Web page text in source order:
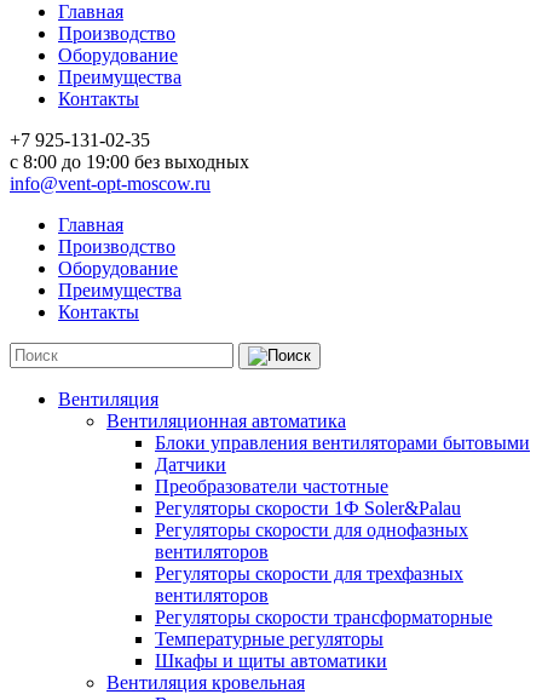
Главная
Производство
Оборудование
Преимущества
Контакты
+7 925-131-02-35
c 8:00 до 19:00 без выходных
info@vent-opt-moscow.ru
Главная
Производство
Оборудование
Преимущества
Контакты
Вентиляция
Вентиляционная автоматика
Блоки управления вентиляторами бытовыми
Датчики
Преобразователи частотные
Регуляторы скорости 1Ф Soler&Palau
Регуляторы скорости для однофазных
вентиляторов
Регуляторы скорости для трехфазных
вентиляторов
Регуляторы скорости трансформаторные
Температурные регуляторы
Шкафы и щиты автоматики
Вентиляция кровельная